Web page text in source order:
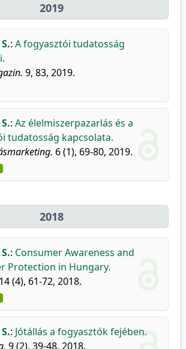
2019
: A fogyasztói tudatosság
9, 83, 2019.
: Az élelmiszerpazarlás és a
tudatosság kapcsolata.
6 (1), 69-80, 2019.
2018
: Consumer Awareness and
Protection in Hungary.
14 (4), 61-72, 2018.
: Jótállás a fogyasztók fejében.
9 (2), 39-48, 2018.